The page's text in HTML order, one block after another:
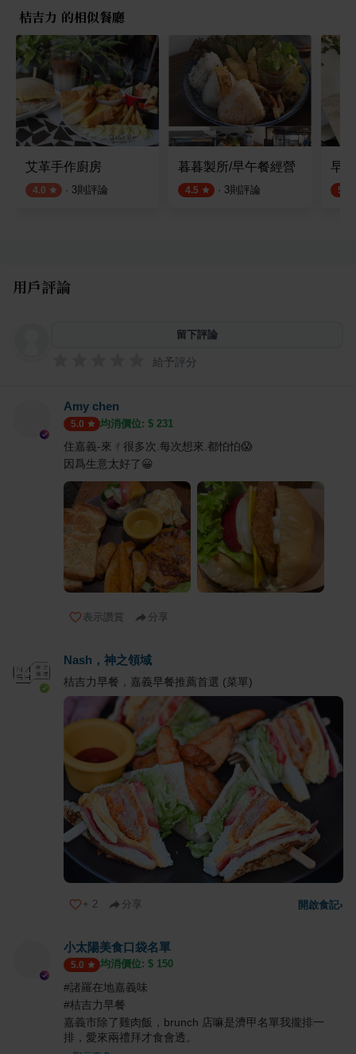
桔吉力 的相似餐廳
艾革手作廚房
4.0 · 3則評論
暮暮製所/早午餐經營
4.5 · 3則評論
早
5.0
用戶評論
留下評論
給予評分
Amy chen
5.0 均消價位: $ 231
住嘉義-來ㄔ很多次.每次想來.都怕怕😱
因爲生意太好了😀
表示讚賞 分享
Nash，神之領域
桔吉力早餐，嘉義早餐推薦首選 (菜單)
+ 2 分享 開啟食記›
小太陽美食口袋名單
5.0 均消價位: $ 150
#諸羅在地嘉義味
#桔吉力早餐
嘉義市除了雞肉飯，brunch 店嘛是濟甲名單我攏排一
排，愛來兩禮拜才食會透。